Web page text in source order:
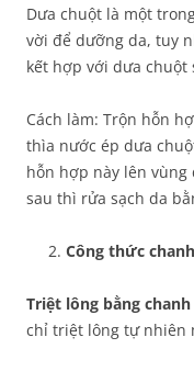
Dưa chuột là một
vời để dưỡng da, tuy
kết hợp với dưa
Cách làm: Trộn hỗn
thìa nước ép dưa
hỗn hợp này lên
sau thì rửa sạch da
Công thức
Triệt lông bằng chanh
chỉ triệt lông tự nhiên